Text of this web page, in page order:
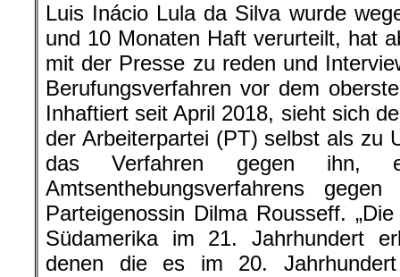
Luis Inácio Lula da Silva wurde
und 10 Monaten Haft verurteilt, hat
mit der Presse zu reden und
Berufungsverfahren vor dem
Inhaftiert seit April 2018, sieht sich
der Arbeiterpartei (PT) selbst als zu
das Verfahren gegen ihn,
Amtsenthebungsverfahrens
Parteigenossin Dilma Rousseff.
Südamerika im 21. Jahrhundert
denen die es im 20.